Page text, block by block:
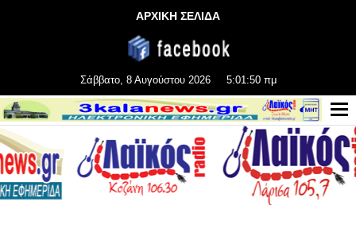
ΑΡΧΙΚΗ ΣΕΛΙΔΑ
Σάββατο, 8 Αυγούστου 2026 5:01:50 πμ